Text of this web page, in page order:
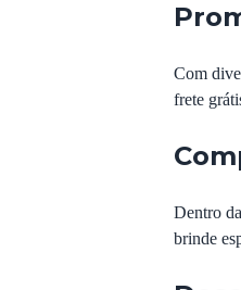
Com
frete
Dentro
brinde